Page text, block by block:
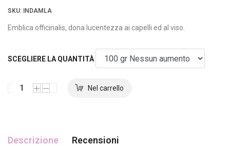
SKU: INDAMLA
Emblica officinalis, dona lucentezza ai capelli ed al viso.
SCEGLIERE LA QUANTITÀ
Descrizione Recensioni